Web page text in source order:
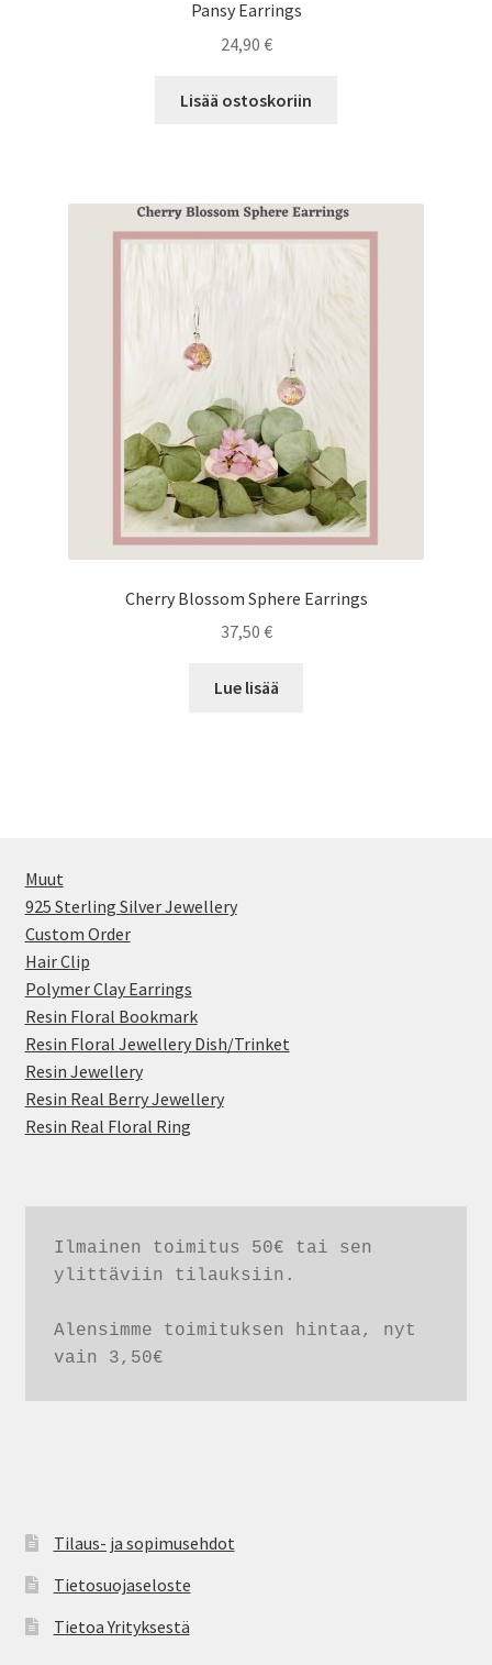
Pansy Earrings
24,90 €
Lisää ostoskoriin
Cherry Blossom Sphere Earrings
37,50 €
Lue lisää
Muut
925 Sterling Silver Jewellery
Custom Order
Hair Clip
Polymer Clay Earrings
Resin Floral Bookmark
Resin Floral Jewellery Dish/Trinket
Resin Jewellery
Resin Real Berry Jewellery
Resin Real Floral Ring
Ilmainen toimitus 50€ tai sen
ylittäviin tilauksiin.
Alensimme toimituksen hintaa, nyt
vain 3,50€
Tilaus- ja sopimusehdot
Tietosuojaseloste
Tietoa Yrityksestä